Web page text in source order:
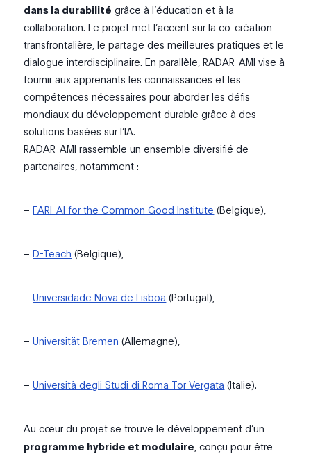
dans la durabilité grâce à l’éducation et à la
collaboration. Le projet met l’accent sur la co-création
transfrontalière, le partage des meilleures pratiques et le
dialogue interdisciplinaire. En parallèle, RADAR-AMI vise à
fournir aux apprenants les connaissances et les
compétences nécessaires pour aborder les défis
mondiaux du développement durable grâce à des
solutions basées sur l’IA.
RADAR-AMI rassemble un ensemble diversifié de
partenaires, notamment :
–FARI-AI for the Common Good Institute (Belgique),
–D-Teach (Belgique),
–Universidade Nova de Lisboa (Portugal),
–Universität Bremen (Allemagne),
–Università degli Studi di Roma Tor Vergata (Italie).
Au cœur du projet se trouve le développement d’un
programme hybride et modulaire, conçu pour être